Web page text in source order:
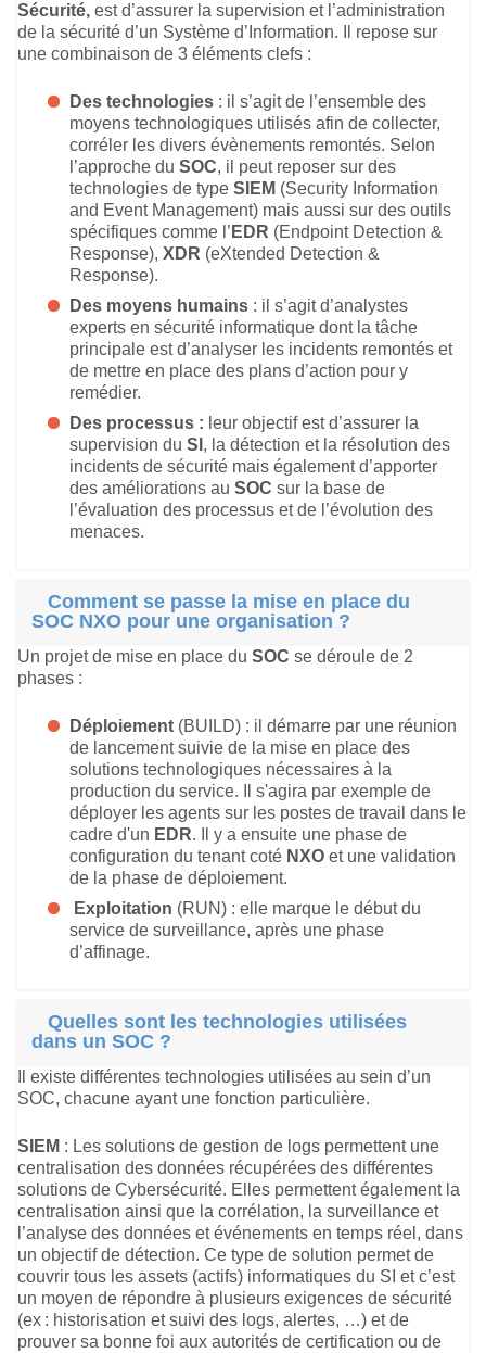
Sécurité, est d’assurer la supervision et l’administration
de la sécurité d’un Système d’Information. Il repose sur
une combinaison de 3 éléments clefs :
Des technologies : il s’agit de l’ensemble des
moyens technologiques utilisés afin de collecter,
corréler les divers évènements remontés. Selon
l’approche duSOC, il peut reposer sur des
technologies de typeSIEM (Security Information
and Event Management) mais aussi sur des outils
spécifiques comme l’ EDR (Endpoint Detection &
Response),XDR (eXtended Detection &
Response).
Des moyens humains : il s’agit d’analystes
experts en sécurité informatique dont la tâche
principale est d’analyser les incidents remontés et
de mettre en place des plans d’action pour y
remédier.
Des processus : leur objectif est d’assurer la
supervision duSI , la détection et la résolution des
incidents de sécurité mais également d’apporter
des améliorations auSOC sur la base de
l’évaluation des processus et de l’évolution des
menaces.
Comment se passe la mise en place du
SOC NXO pour une organisation ?
Un projet de mise en place duSOC se déroule de 2
phases :
Déploiement (BUILD) : il démarre par une réunion
de lancement suivie de la mise en place des
solutions technologiques nécessaires à la
production du service. Il s'agira par exemple de
déployer les agents sur les postes de travail dans le
cadre d'un EDR. Il y a ensuite une phase de
configuration du tenant coté NXO et une validation
de la phase de déploiement.
Exploitation (RUN) : elle marque le début du
service de surveillance, après une phase
d’affinage.
Quelles sont les technologies utilisées
dans un SOC ?
Il existe différentes technologies utilisées au sein d’un
SOC, chacune ayant une fonction particulière.
SIEM : Les solutions de gestion de logs permettent une
centralisation des données récupérées des différentes
solutions de Cybersécurité. Elles permettent également la
centralisation ainsi que la corrélation, la surveillance et
l’analyse des données et événements en temps réel, dans
un objectif de détection. Ce type de solution permet de
couvrir tous les assets (actifs) informatiques du SI et c’est
un moyen de répondre à plusieurs exigences de sécurité
(ex : historisation et suivi des logs, alertes, …) et de
prouver sa bonne foi aux autorités de certification ou de